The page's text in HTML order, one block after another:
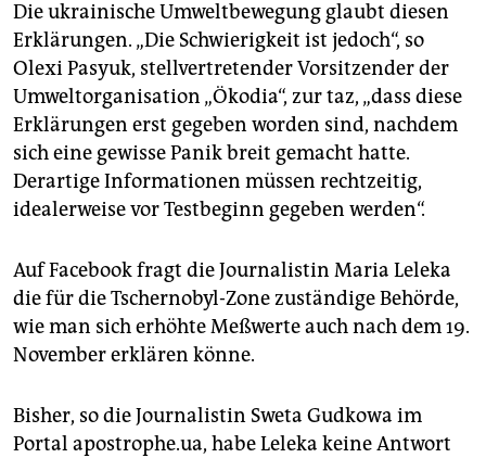
Die ukrainische Umweltbewegung glaubt diesen
Erklärungen. „Die Schwierigkeit ist jedoch“, so
Olexi Pasyuk, stellvertretender Vorsitzender der
Umweltorganisation „Ökodia“, zur taz, „dass diese
Erklärungen erst gegeben worden sind, nachdem
sich eine gewisse Panik breit gemacht hatte.
Derartige Informationen müssen rechtzeitig,
idealerweise vor Testbeginn gegeben werden“.
Auf Facebook fragt die Journalistin Maria Leleka
die für die Tschernobyl-Zone zuständige Behörde,
wie man sich erhöhte Meßwerte auch nach dem 19.
November erklären könne.
Bisher, so die Journalistin Sweta Gudkowa im
Portal apostrophe.ua, habe Leleka keine Antwort